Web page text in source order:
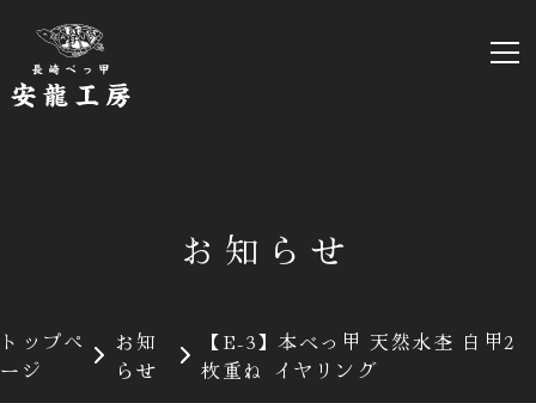
お知らせ
トップペ
ージ
お知
らせ
【E-3】本べっ甲 天然水杢 白甲2
枚重ね イヤリング